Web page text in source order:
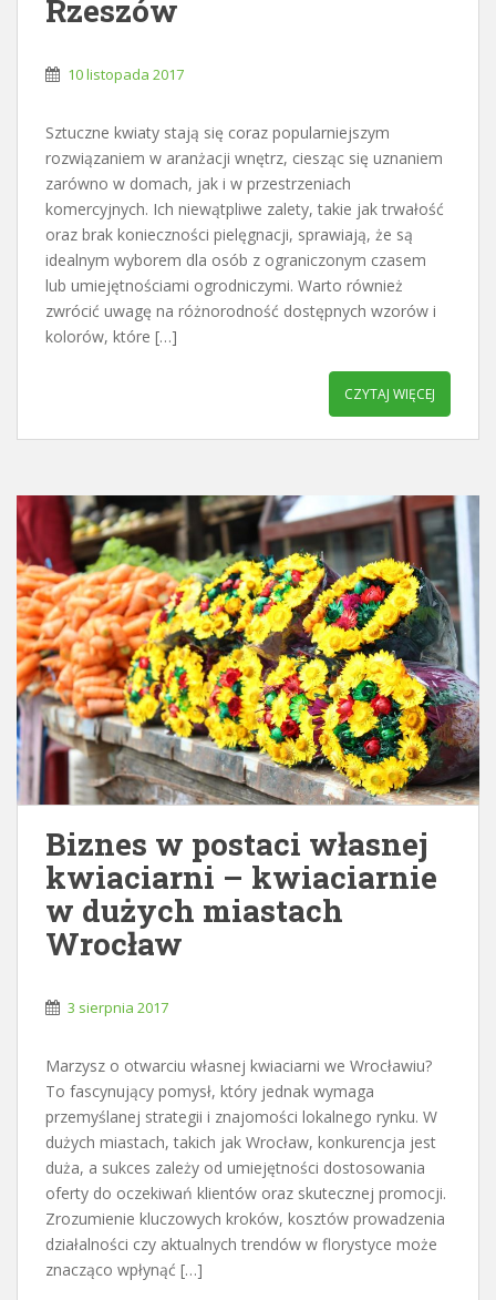
Rzeszów
10 listopada 2017
Sztuczne kwiaty stają się coraz popularniejszym
rozwiązaniem w aranżacji wnętrz, ciesząc się uznaniem
zarówno w domach, jak i w przestrzeniach
komercyjnych. Ich niewątpliwe zalety, takie jak trwałość
oraz brak konieczności pielęgnacji, sprawiają, że są
idealnym wyborem dla osób z ograniczonym czasem
lub umiejętnościami ogrodniczymi. Warto również
zwrócić uwagę na różnorodność dostępnych wzorów i
kolorów, które […]
CZYTAJ WIĘCEJ
Biznes w postaci własnej
kwiaciarni – kwiaciarnie
w dużych miastach
Wrocław
3 sierpnia 2017
Marzysz o otwarciu własnej kwiaciarni we Wrocławiu?
To fascynujący pomysł, który jednak wymaga
przemyślanej strategii i znajomości lokalnego rynku. W
dużych miastach, takich jak Wrocław, konkurencja jest
duża, a sukces zależy od umiejętności dostosowania
oferty do oczekiwań klientów oraz skutecznej promocji.
Zrozumienie kluczowych kroków, kosztów prowadzenia
działalności czy aktualnych trendów w florystyce może
znacząco wpłynąć […]